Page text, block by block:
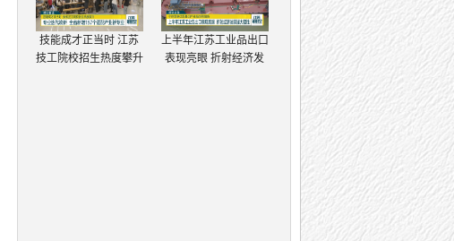
技能成才正当时 江苏
技工院校招生热度攀升
上半年江苏工业品出口
表现亮眼 折射经济发